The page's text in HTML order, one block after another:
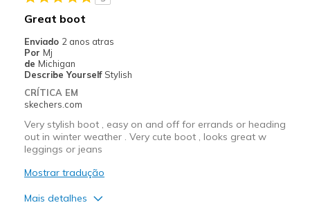
Stylish
Melhores utilizações
Casual Wear
Width
Sizing
Great boot
Enviado 2 anos atras
Por Mj
de Michigan
Describe Yourself Stylish
CRÍTICA EM
skechers.com
Very stylish boot , easy on and off for errands or heading
out in winter weather . Very cute boot , looks great w
leggings or jeans
Mostrar tradução
Mais detalhes